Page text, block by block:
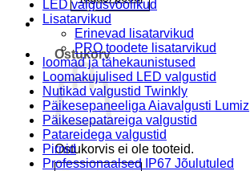
Ostukorv
Ostukorvis ei ole tooteid.
LED valgusvoolikud
Lisatarvikud
Erinevad lisatarvikud
PRO toodete lisatarvikud
loomad ja tähekaunistused
Loomakujulised LED valgustid
Nutikad valgustid Twinkly
Päikesepaneeliga Aiavalgusti Lumiz
Päikesepatareiga valgustid
Patareidega valgustid
Pirnid
Professionaalsed IP67 Jõulutuled